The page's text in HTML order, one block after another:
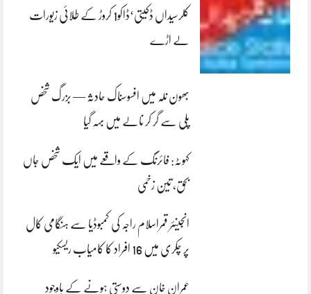
کلرسیداں ڈکیتی‘ڈاکو1 کروڑ کے طلائی زیورات
لے اڑے
بھون نلہ میں افسوسناک حادثہ — بزرگ شخص
پلی سے گر کر نالے میں بہہ گیا
کہوٹہ: فائرنگ کے واقعے میں ایک شخص جاں
بحق، تین زخمی
انجینئر قمراسلام راجہ کی کمبوڈیا سے ہنگامی کال
پر چکری میں 16 افراد کا کامیاب ریسکیو
عمران خان سے دوستی ہونے کے باوجود